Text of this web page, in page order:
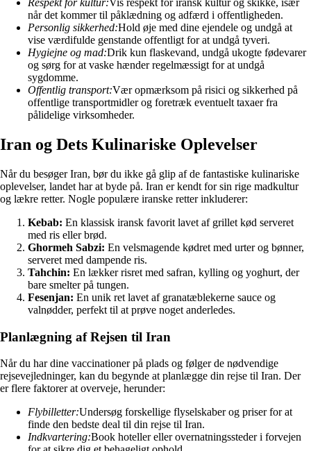
Respekt for kultur:Vis respekt for iransk kultur og skikke, især
når det kommer til påklædning og adfærd i offentligheden.
Personlig sikkerhed:Hold øje med dine ejendele og undgå at
vise værdifulde genstande offentligt for at undgå tyveri.
Hygiejne og mad:Drik kun flaskevand, undgå ukogte fødevarer
og sørg for at vaske hænder regelmæssigt for at undgå
sygdomme.
Offentlig transport:Vær opmærksom på risici og sikkerhed på
offentlige transportmidler og foretræk eventuelt taxaer fra
pålidelige virksomheder.
Iran og Dets Kulinariske Oplevelser
Når du besøger Iran, bør du ikke gå glip af de fantastiske kulinariske
oplevelser, landet har at byde på. Iran er kendt for sin rige madkultur
og lækre retter. Nogle populære iranske retter inkluderer:
Kebab: En klassisk iransk favorit lavet af grillet kød serveret
med ris eller brød.
Ghormeh Sabzi: En velsmagende kødret med urter og bønner,
serveret med dampende ris.
Tahchin: En lækker risret med safran, kylling og yoghurt, der
bare smelter på tungen.
Fesenjan: En unik ret lavet af granatæblekerne sauce og
valnødder, perfekt til at prøve noget anderledes.
Planlægning af Rejsen til Iran
Når du har dine vaccinationer på plads og følger de nødvendige
rejsevejledninger, kan du begynde at planlægge din rejse til Iran. Der
er flere faktorer at overveje, herunder:
Flybilletter:Undersøg forskellige flyselskaber og priser for at
finde den bedste deal til din rejse til Iran.
Indkvartering:Book hoteller eller overnatningssteder i forvejen